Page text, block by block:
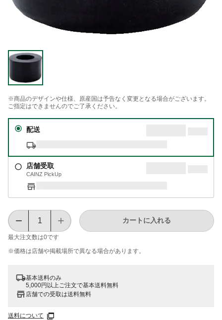
※商品のデザインや仕様、原産国は予告なく変更となる場合がございます。
ご指定はできませんのでご了承ください。
配送
店舗受取
CAINZ PickUp
最大注文数は0です
カートに入れる
※価格は​店舗や​掲載場所で​異なる​場合が​あります。
基本送料のみ
5,000円以上ご注文で基本送料無料
店舗での受取は送料無料
送料について